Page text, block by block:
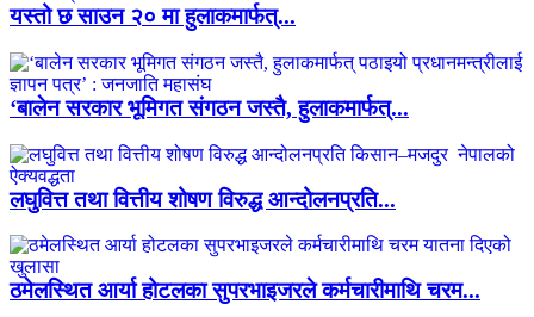
यस्तो छ साउन २० मा हुलाकमार्फत्...
‘बालेन सरकार भूमिगत संगठन जस्तै, हुलाकमार्फत्...
लघुवित्त तथा वित्तीय शोषण विरुद्ध आन्दोलनप्रति...
ठमेलस्थित आर्या होटलका सुपरभाइजरले कर्मचारीमाथि चरम...